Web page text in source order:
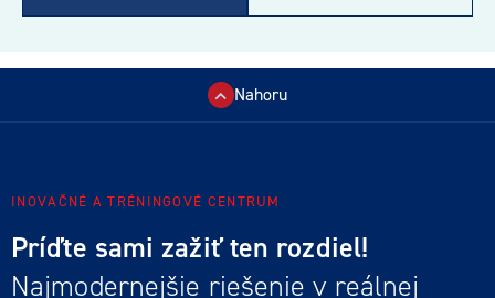
Nahoru
INOVAČNÉ A TRÉNINGOVÉ CENTRUM
Príďte sami zažiť ten rozdiel!
Najmodernejšie riešenie v reálnej